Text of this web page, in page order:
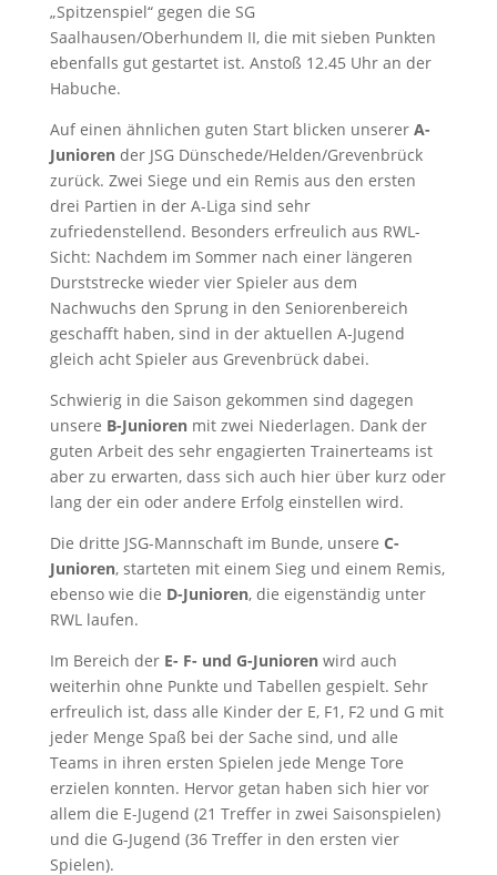
„Spitzenspiel“ gegen die SG
Saalhausen/Oberhundem II, die mit sieben Punkten
ebenfalls gut gestartet ist. Anstoß 12.45 Uhr an der
Habuche.
Auf einen ähnlichen guten Start blicken unserer A-
Juniorender JSG Dünschede/Helden/Grevenbrück
zurück. Zwei Siege und ein Remis aus den ersten
drei Partien in der A-Liga sind sehr
zufriedenstellend. Besonders erfreulich aus RWL-
Sicht: Nachdem im Sommer nach einer längeren
Durststrecke wieder vier Spieler aus dem
Nachwuchs den Sprung in den Seniorenbereich
geschafft haben, sind in der aktuellen A-Jugend
gleich acht Spieler aus Grevenbrück dabei.
Schwierig in die Saison gekommen sind dagegen
unsere B-Juniorenmit zwei Niederlagen. Dank der
guten Arbeit des sehr engagierten Trainerteams ist
aber zu erwarten, dass sich auch hier über kurz oder
lang der ein oder andere Erfolg einstellen wird.
Die dritte JSG-Mannschaft im Bunde, unsere C-
Junioren, starteten mit einem Sieg und einem Remis,
ebenso wie die D-Junioren, die eigenständig unter
RWL laufen.
Im Bereich der E- F- und G-Juniorenwird auch
weiterhin ohne Punkte und Tabellen gespielt. Sehr
erfreulich ist, dass alle Kinder der E, F1, F2 und G mit
jeder Menge Spaß bei der Sache sind, und alle
Teams in ihren ersten Spielen jede Menge Tore
erzielen konnten. Hervor getan haben sich hier vor
allem die E-Jugend (21 Treffer in zwei Saisonspielen)
und die G-Jugend (36 Treffer in den ersten vier
Spielen).